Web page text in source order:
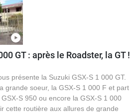
GT : après le Roadster, la GT !
présente la Suzuki GSX-S 1 000 GT.
grande soeur, la GSX-S 1 000 F et part
S 950 ou encore la GSX-S 1 000
cette routière aux allures de grande